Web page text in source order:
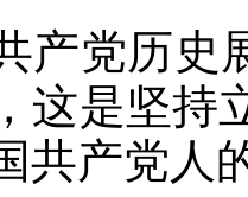
党历史展
这是坚持
共产党人